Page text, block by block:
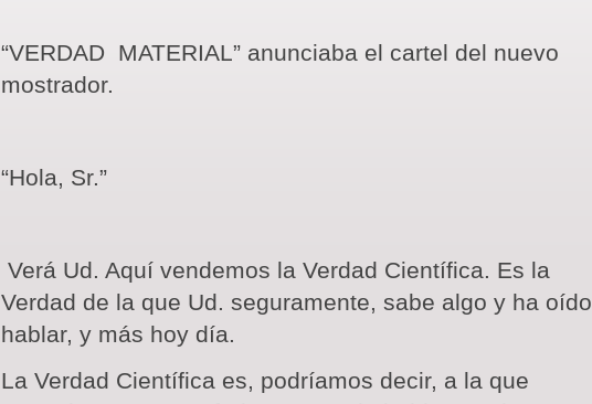
“VERDAD MATERIAL” anunciaba el cartel del nuevo
mostrador.
“Hola, Sr.”
Verá Ud. Aquí vendemos la Verdad Científica. Es la
Verdad de la que Ud. seguramente, sabe algo y ha oído
hablar, y más hoy día.
La Verdad Científica es, podríamos decir, a la que